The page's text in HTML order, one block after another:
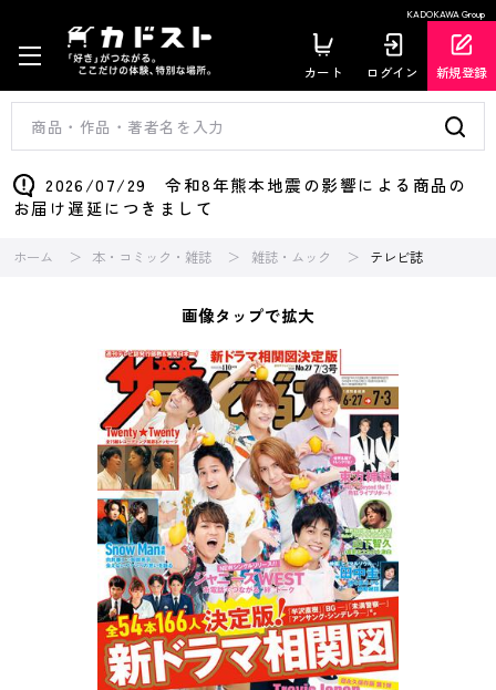
KADOKAWA Group
カート ログイン 新規登録
2026/07/29 令和8年熊本地震の影響による商品の
お届け遅延につきまして
ホーム 本・コミック・雑誌 雑誌・ムック テレビ誌
画像タップで拡大